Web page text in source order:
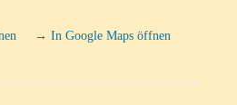
→ In Google Maps öffnen